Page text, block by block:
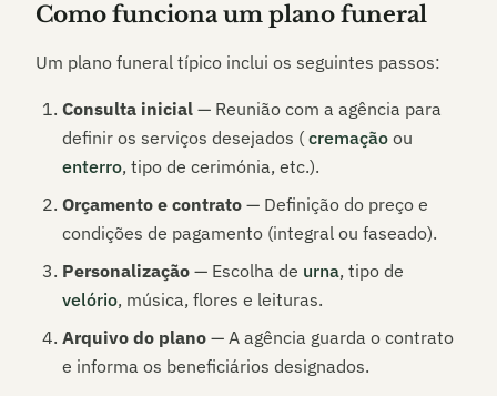
Como funciona um plano funeral
Um plano funeral típico inclui os seguintes passos:
Consulta inicial — Reunião com a agência para
definir os serviços desejados ( cremação ou
enterro, tipo de cerimónia, etc.).
Orçamento e contrato — Definição do preço e
condições de pagamento (integral ou faseado).
Personalização — Escolha de urna, tipo de
velório, música, flores e leituras.
Arquivo do plano — A agência guarda o contrato
e informa os beneficiários designados.